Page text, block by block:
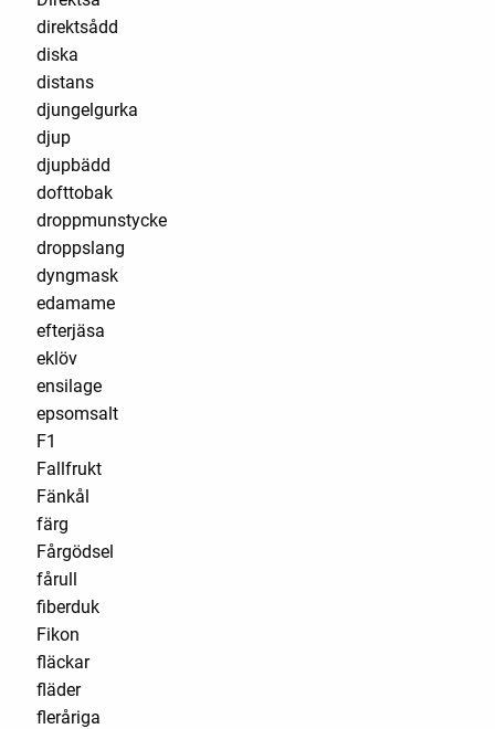
direktsådd
diska
distans
djungelgurka
djup
djupbädd
dofttobak
droppmunstycke
droppslang
dyngmask
edamame
efterjäsa
eklöv
ensilage
epsomsalt
F1
Fallfrukt
Fänkål
färg
Fårgödsel
fårull
fiberduk
Fikon
fläckar
fläder
fleråriga